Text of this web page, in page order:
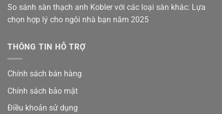
So sánh sàn thạch anh Kobler với các loại sàn khác: Lựa
chọn hợp lý cho ngôi nhà bạn năm 2025
THÔNG TIN HỖ TRỢ
Chính sách bán hàng
Chính sách bảo mật
Điều khoản sử dụng